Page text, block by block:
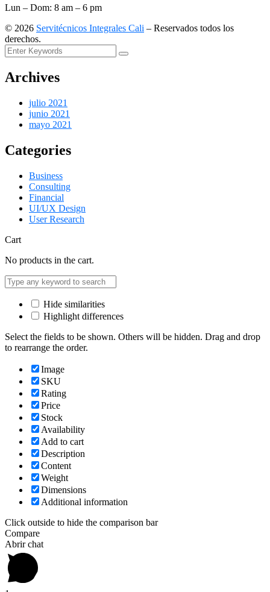
Lun – Dom: 8 am – 6 pm
© 2026 Servitécnicos Integrales Cali – Reservados todos los
derechos.
Archives
julio 2021
junio 2021
mayo 2021
Categories
Business
Consulting
Financial
UI/UX Design
User Research
Cart
No products in the cart.
Hide similarities
Highlight differences
Select the fields to be shown. Others will be hidden. Drag and drop
to rearrange the order.
Image
SKU
Rating
Price
Stock
Availability
Add to cart
Description
Content
Weight
Dimensions
Additional information
Click outside to hide the comparison bar
Compare
Abrir chat